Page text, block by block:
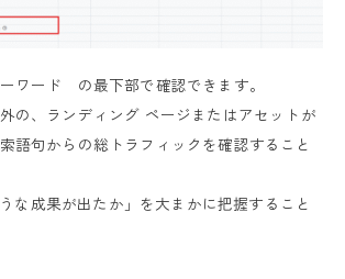
ワード の最下部で確認できます。
の、ランディング ページまたはアセットが
語句からの総トラフィックを確認すること
うな成果が出たか」を大まかに把握すること